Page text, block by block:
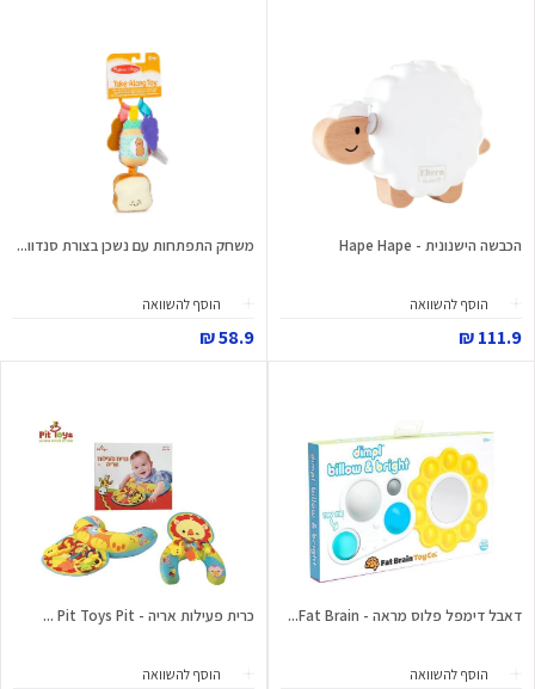
הכבשה הישנונית - Hape Hape
הוסף להשוואה
111.9 ₪
משחק התפתחות עם נשכן בצורת סנדוו...
הוסף להשוואה
58.9 ₪
דאבל דימפל פלוס מראה - Fat Brain...
הוסף להשוואה
כרית פעילות אריה - Pit Toys Pit ...
הוסף להשוואה